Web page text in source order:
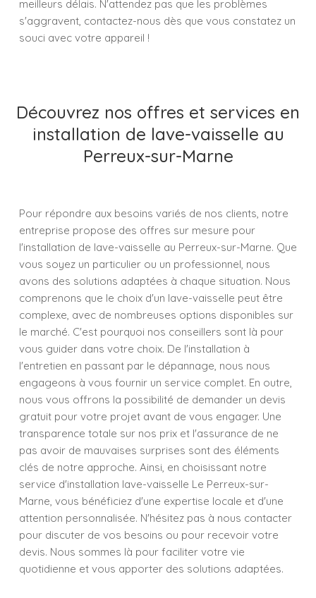
meilleurs délais. N'attendez pas que les problèmes
s'aggravent, contactez-nous dès que vous constatez un
souci avec votre appareil !
Découvrez nos offres et services en
installation de lave-vaisselle au
Perreux-sur-Marne
Pour répondre aux besoins variés de nos clients, notre
entreprise propose des offres sur mesure pour
l'installation de lave-vaisselle au Perreux-sur-Marne. Que
vous soyez un particulier ou un professionnel, nous
avons des solutions adaptées à chaque situation. Nous
comprenons que le choix d'un lave-vaisselle peut être
complexe, avec de nombreuses options disponibles sur
le marché. C'est pourquoi nos conseillers sont là pour
vous guider dans votre choix. De l'installation à
l'entretien en passant par le dépannage, nous nous
engageons à vous fournir un service complet. En outre,
nous vous offrons la possibilité de demander un devis
gratuit pour votre projet avant de vous engager. Une
transparence totale sur nos prix et l'assurance de ne
pas avoir de mauvaises surprises sont des éléments
clés de notre approche. Ainsi, en choisissant notre
service d'installation lave-vaisselle Le Perreux-sur-
Marne, vous bénéficiez d'une expertise locale et d'une
attention personnalisée. N'hésitez pas à nous contacter
pour discuter de vos besoins ou pour recevoir votre
devis. Nous sommes là pour faciliter votre vie
quotidienne et vous apporter des solutions adaptées.